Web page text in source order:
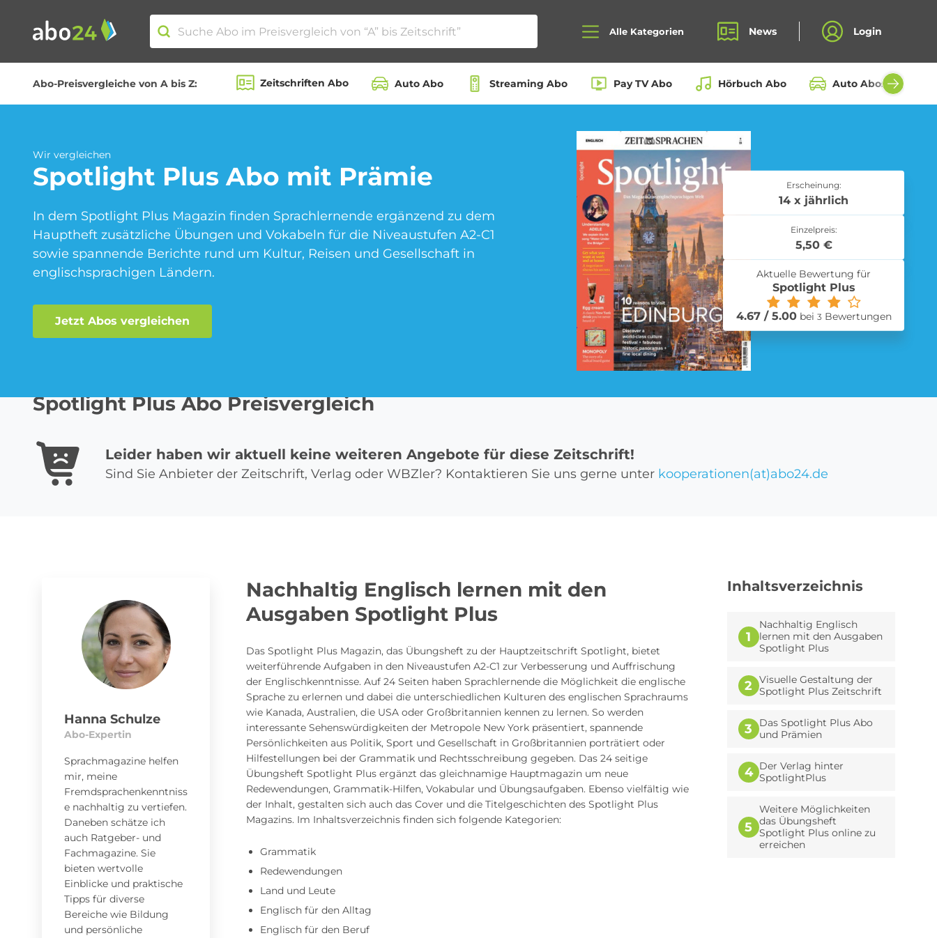
Alle Kategorien News Login
Abo-Preisvergleiche von A bis Z: Zeitschriften Abo Auto Abo Streaming Abo Pay TV Abo Hörbuch Abo Auto Abos aller
Abo-Kategorien
Amazon Spar-Abo Beauty Box Abo
Blumen Abo Dating App Abo eBook Abo Fahrrad Abo
Kino Abo Kochbox Abo
Sprachlern App Abo Streaming Abo Süßigkeiten Abo Zeitschriften Abo
Wir vergleichen
Spotlight Plus Abo mit Prämie
In dem Spotlight Plus Magazin finden Sprachlernende ergänzend zu dem
Hauptheft zusätzliche Übungen und Vokabeln für die Niveaustufen A2-C1
sowie spannende Berichte rund um Kultur, Reisen und Gesellschaft in
englischsprachigen Ländern.
Jetzt Abos vergleichen
Erscheinung:
14 x jährlich
Einzelpreis:
5,50 €
Aktuelle Bewertung für
Spotlight Plus
4.67 / 5.00bei 3Bewertungen
Spotlight Plus Abo Preisvergleich
Leider haben wir aktuell keine weiteren Angebote für diese Zeitschrift!
Sind Sie Anbieter der Zeitschrift, Verlag oder WBZler? Kontaktieren Sie uns gerne unter kooperationen(at)abo24.de
Hanna Schulze
Abo-Expertin
Sprachmagazine helfen
mir, meine
Fremdsprachenkenntniss
e nachhaltig zu vertiefen.
Daneben schätze ich
auch Ratgeber- und
Fachmagazine. Sie
bieten wertvolle
Einblicke und praktische
Tipps für diverse
Bereiche wie Bildung
und persönliche
Nachhaltig Englisch lernen mit den
Ausgaben Spotlight Plus
Das Spotlight Plus Magazin, das Übungsheft zu der Hauptzeitschrift Spotlight, bietet
weiterführende Aufgaben in den Niveaustufen A2-C1 zur Verbesserung und Auffrischung
der Englischkenntnisse. Auf 24 Seiten haben Sprachlernende die Möglichkeit die englische
Sprache zu erlernen und dabei die unterschiedlichen Kulturen des englischen Sprachraums
wie Kanada, Australien, die USA oder Großbritannien kennen zu lernen. So werden
interessante Sehenswürdigkeiten der Metropole New York präsentiert, spannende
Persönlichkeiten aus Politik, Sport und Gesellschaft in Großbritannien porträtiert oder
Hilfestellungen bei der Grammatik und Rechtsschreibung gegeben. Das 24 seitige
Übungsheft Spotlight Plus ergänzt das gleichnamige Hauptmagazin um neue
Redewendungen, Grammatik-Hilfen, Vokabular und Übungsaufgaben. Ebenso vielfältig wie
der Inhalt, gestalten sich auch das Cover und die Titelgeschichten des Spotlight Plus
Magazins. Im Inhaltsverzeichnis finden sich folgende Kategorien:
Grammatik
Redewendungen
Land und Leute
Englisch für den Alltag
Englisch für den Beruf
Inhaltsverzeichnis
1
Nachhaltig Englisch
lernen mit den Ausgaben
Spotlight Plus
2 Visuelle Gestaltung der
Spotlight Plus Zeitschrift
3 Das Spotlight Plus Abo
und Prämien
4 Der Verlag hinter
SpotlightPlus
5
Weitere Möglichkeiten
das Übungsheft
Spotlight Plus online zu
erreichen